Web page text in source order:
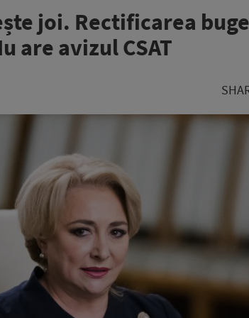
joi. Rectificarea
are avizul CSAT